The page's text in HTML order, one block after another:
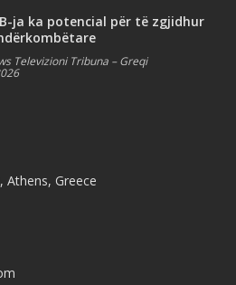
ja ka potencial për të zgjidhur
Televizioni Tribuna – Greqi
Athens, Greece